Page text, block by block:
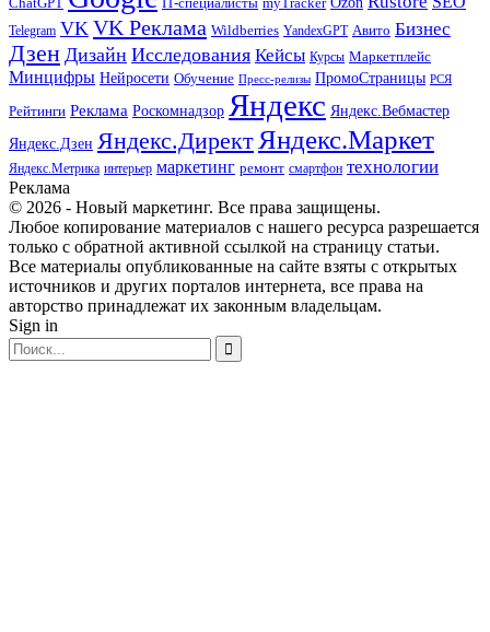
ChatGPT IT-специалисты
Telegram VK VK Реклама Wildberries YandexGPT Авито Бизнес
Дзен Дизайн Исследования Кейсы Курсы Маркетплейс
Минцифры Нейросети Обучение Пресс-релизы ПромоСтраницы РСЯ
Рейтинги Реклама Роскомнадзор Яндекс Яндекс.Вебмастер
Яндекс.Дзен Яндекс.ДиректЯндекс.Маркет
Яндекс.Метрика интерьер маркетинг ремонт смартфон технологии
Реклама
© 2026 - Новый маркетинг. Все права защищены.
Любое копирование материалов с нашего ресурса разрешается
только с обратной активной ссылкой на страницу статьи.
Все материалы опубликованные на сайте взяты с открытых
источников и других порталов интернета, все права на
авторство принадлежат их законным владельцам.
Sign in